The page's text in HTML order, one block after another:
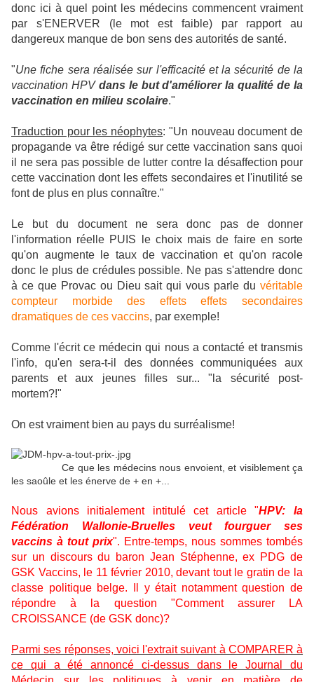
donc ici à quel point les médecins commencent vraiment
par s'ENERVER (le mot est faible) par rapport au
dangereux manque de bon sens des autorités de santé.
"Une fiche sera réalisée sur l'efficacité et la sécurité de la
vaccination HPV dans le but d'améliorer la qualité de la
vaccination en milieu scolaire."
Traduction pour les néophytes: "Un nouveau document de
propagande va être rédigé sur cette vaccination sans quoi
il ne sera pas possible de lutter contre la désaffection pour
cette vaccination dont les effets secondaires et l'inutilité se
font de plus en plus connaître."
Le but du document ne sera donc pas de donner
l'information réelle PUIS le choix mais de faire en sorte
qu'on augmente le taux de vaccination et qu'on racole
donc le plus de crédules possible. Ne pas s'attendre donc
à ce que Provac ou Dieu sait qui vous parle du véritable
compteur morbide des effets effets secondaires
dramatiques de ces vaccins, par exemple!
Comme l'écrit ce médecin qui nous a contacté et transmis
l'info, qu'en sera-t-il des données communiquées aux
parents et aux jeunes filles sur... "la sécurité post-
mortem?!"
On est vraiment bien au pays du surréalisme!
Ce que les médecins nous envoient, et visiblement ça
les saoûle et les énerve de + en +...
Nous avions initialement intitulé cet article "HPV: la
Fédération Wallonie-Bruelles veut fourguer ses
vaccins à tout prix". Entre-temps, nous sommes tombés
sur un discours du baron Jean Stéphenne, ex PDG de
GSK Vaccins, le 11 février 2010, devant tout le gratin de la
classe politique belge. Il y était notamment question de
répondre à la question "Comment assurer LA
CROISSANCE (de GSK donc)?
Parmi ses réponses, voici l'extrait suivant à COMPARER à
ce qui a été annoncé ci-dessus dans le Journal du